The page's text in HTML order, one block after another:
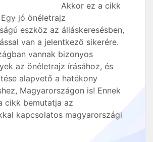
Akkor ez a cikk
jó önéletrajz
eszköz az álláskeresésben,
van a jelentkező sikerére.
vannak bizonyos
az önéletrajz írásához, és
alapvető a hatékony
Magyarországon is! Ennek
cikk bemutatja az
kapcsolatos magyarországi